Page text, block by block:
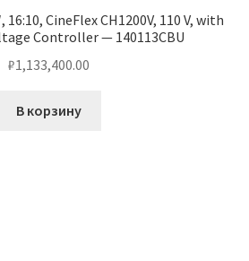
16:10, CineFlex CH1200V, 110 V, with
Controller — 140113CBU
₽1,133,400.00
В корзину